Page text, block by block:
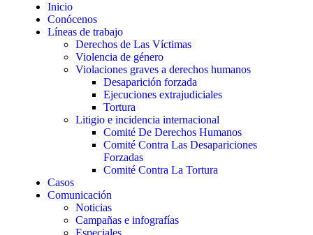
Inicio
Conócenos
Líneas de trabajo
Derechos de Las Víctimas
Violencia de género
Violaciones graves a derechos humanos
Desaparición forzada​
Ejecuciones extrajudiciales
Tortura
Litigio e incidencia internacional
Comité De Derechos Humanos​
Comité Contra Las Desapariciones
Forzadas
Comité Contra La Tortura​
Casos
Comunicación
Noticias
Campañas e infografías
Especiales